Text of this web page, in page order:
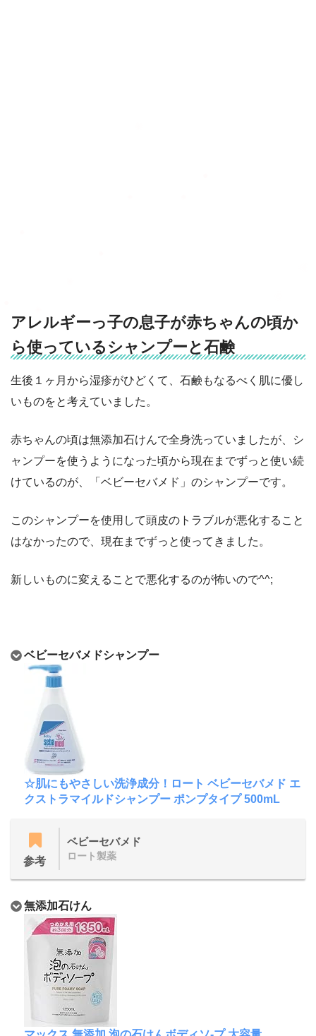
アレルギーっ子の息子が赤ちゃんの頃か
ら使っているシャンプーと石鹸
生後１ヶ月から湿疹がひどくて、石鹸もなるべく肌に優し
いものをと考えていました。
赤ちゃんの頃は無添加石けんで全身洗っていましたが、シ
ャンプーを使うようになった頃から現在までずっと使い続
けているのが、「ベビーセバメド」のシャンプーです。
このシャンプーを使用して頭皮のトラブルが悪化すること
はなかったので、現在までずっと使ってきました。
新しいものに変えることで悪化するのが怖いので^^;
ベビーセバメドシャンプー
☆肌にもやさしい洗浄成分！ロート ベビーセバメド エ
クストラマイルドシャンプー ポンプタイプ 500mL
参考
ベビーセバメド
ロート製薬
無添加石けん